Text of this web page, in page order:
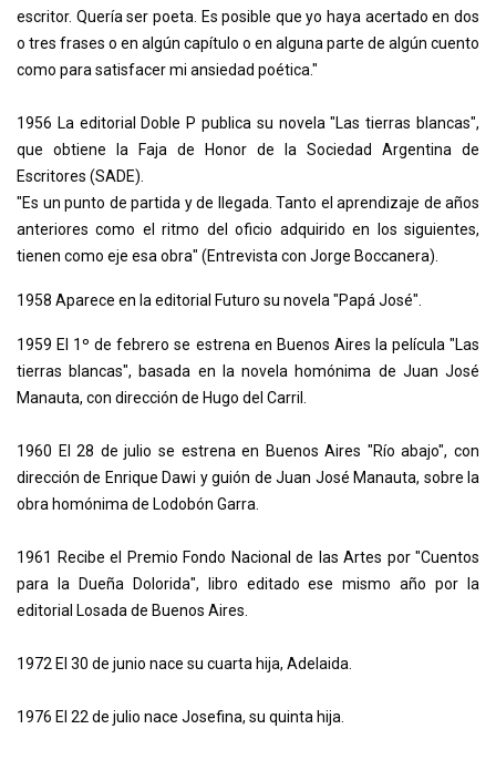
escritor. Quería ser poeta. Es posible que yo haya acertado en dos
o tres frases o en algún capítulo o en alguna parte de algún cuento
como para satisfacer mi ansiedad poética."
1956 La editorial Doble P publica su novela "Las tierras blancas",
que obtiene la Faja de Honor de la Sociedad Argentina de
Escritores (SADE).
"Es un punto de partida y de llegada. Tanto el aprendizaje de años
anteriores como el ritmo del oficio adquirido en los siguientes,
tienen como eje esa obra" (Entrevista con Jorge Boccanera).
1958 Aparece en la editorial Futuro su novela "Papá José".
1959 El 1º de febrero se estrena en Buenos Aires la película "Las
tierras blancas", basada en la novela homónima de Juan José
Manauta, con dirección de Hugo del Carril.
1960 El 28 de julio se estrena en Buenos Aires "Río abajo", con
dirección de Enrique Dawi y guión de Juan José Manauta, sobre la
obra homónima de Lodobón Garra.
1961 Recibe el Premio Fondo Nacional de las Artes por "Cuentos
para la Dueña Dolorida", libro editado ese mismo año por la
editorial Losada de Buenos Aires.
1972 El 30 de junio nace su cuarta hija, Adelaida.
1976 El 22 de julio nace Josefina, su quinta hija.